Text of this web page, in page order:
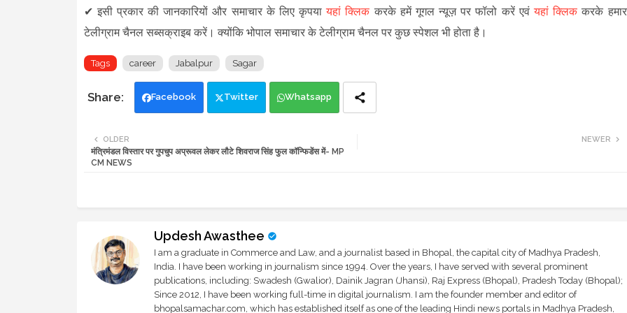
✔ इसी प्रकार की जानकारियों और समाचार के लिए कृपयायहां क्लिक करके हमें गूगल न्यूज़ पर फॉलो करें एवंयहां क्लिक करके
टेलीग्राम चैनल सब्सक्राइब करें। क्योंकि भोपाल समाचार के टेलीग्राम चैनल पर कुछ स्पेशल भी होता है।
Tags career Jabalpur Sagar
Facebook Twitter Whatsapp
NEWER
OLDER
मंत्रिमंडल विस्तार पर गुपचुप अप्रूवल लेकर लौटे शिवराज सिंह फुल कॉन्फिडेंस में- MP
CM NEWS
Updesh Awasthee
I am a graduate in Commerce and Law, and a journalist based in Bhopal, the capital city of Madhya Pradesh,
India. I have been working in journalism since 1994. Over the years, I have served with several prominent
publications, including: Swadesh (Gwalior), Dainik Jagran (Jhansi), Raj Express (Bhopal), Pradesh Today (Bhopal);
Since 2012, I have been working full-time in digital journalism. I am the founder member and editor of
bhopalsamachar.com, which has established itself as one of the leading Hindi news portals in Madhya Pradesh,